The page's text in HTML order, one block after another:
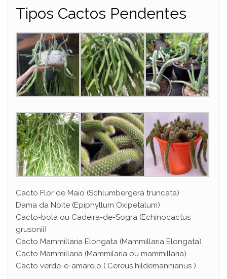
Tipos Cactos Pendentes
Cacto Flor de Maio (Schlumbergera truncata)
Dama da Noite (Epiphyllum Oxipetalum)
Cacto-bola ou Cadeira-de-Sogra (Echinocactus
grusonii)
Cacto Mammillaria Elongata (Mammillaria Elongata)
Cacto Mammillaria (Mammilaria ou mammillaria)
Cacto verde-e-amarelo ( Cereus hildemannianus )